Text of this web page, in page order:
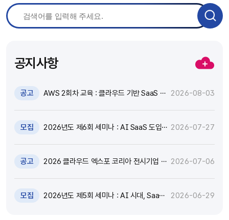
공지사항
공고
AWS 2회차 교육 : 클라우드 기반 SaaS 현
2026-08-03
모집
2026년도 제6회 세미나 : AI SaaS 도입,
2026-07-27
공고
2026 클라우드 엑스포 코리아 전시기업 지 2026-07-06
모집
2026년도 제5회 세미나 : AI 시대, SaaS
2026-06-29